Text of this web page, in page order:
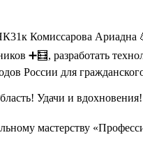
Комиссарова
➕🧮, разработать
России для
Удачи и
мастерству